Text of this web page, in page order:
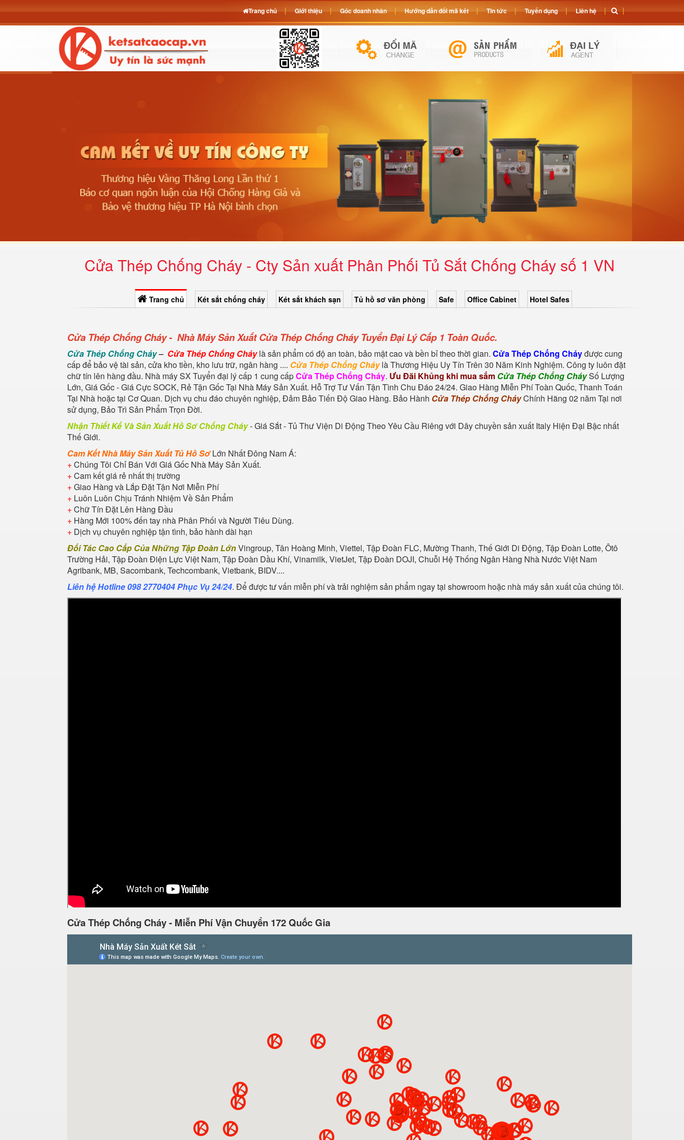
Cửa Thép Chống Cháy - Cty Sản xuất Phân Phối Tủ Sắt Chống Cháy số 1 VN
Trang chủ Két sắt chống cháy Két sắt khách sạn Tủ hồ sơ văn phòng Safe Office Cabinet Hotel Safes
Cửa Thép Chống Cháy - Nhà Máy Sản Xuất Cửa Thép Chống Cháy Tuyển Đại Lý Cấp 1 Toàn Quốc.
Cửa Thép Chống Cháy– Cửa Thép Chống Cháylà sản phẩm có độ an toàn, bảo mật cao và bền bỉ theo thời gian. Cửa Thép Chống Cháyđược cung
cấp để bảo vệ tài sản, cửa kho tiền, kho lưu trữ, ngân hàng .... Cửa Thép Chống Cháylà Thương Hiệu Uy Tín Trên 30 Năm Kinh Nghiệm. Công ty luôn đặt
chữ tín lên hàng đầu. Nhà máy SX Tuyển đại lý cấp 1 cung cấpCửa Thép Chống Cháy. Ưu Đãi Khủng khi mua sắm Cửa Thép Chống CháySố Lượng
Lớn, Giá Gốc - Giá Cực SOCK, Rẻ Tận Gốc Tại Nhà Máy Sản Xuất. Hỗ Trợ Tư Vấn Tận Tình Chu Đáo 24/24. Giao Hàng Miễn Phí Toàn Quốc, Thanh Toán
Tại Nhà hoặc tại Cơ Quan. Dịch vụ chu đáo chuyên nghiệp, Đảm Bảo Tiến Độ Giao Hàng. Bảo Hành Cửa Thép Chống CháyChính Hãng 02 năm Tại nơi
sử dụng, Bảo Trì Sản Phẩm Trọn Đời.
Nhận Thiết Kế Và Sản Xuất Hồ Sơ Chống Cháy- Giá Sắt - Tủ Thư Viện Di Động Theo Yêu Cầu Riêng với Dây chuyền sản xuất Italy Hiện Đại Bậc nhất
Thế Giới.
Cam Kết Nhà Máy Sản Xuất Tủ Hồ SơLớn Nhất Đông Nam Á:
+Chúng Tôi Chỉ Bán Với Giá Gốc Nhà Máy Sản Xuất.
+Cam kết giá rẻ nhất thị trường
+Giao Hàng và Lắp Đặt Tận Nơi Miễn Phí
+ Luôn Luôn Chịu Tránh Nhiệm Về Sản Phẩm
+Chữ Tín Đặt Lên Hàng Đầu
+ Hàng Mới 100% đến tay nhà Phân Phối và Người Tiêu Dùng.
+ Dịch vụ chuyên nghiệp tận tình, bảo hành dài hạn
Đối Tác Cao Cấp Của Những Tập Đoàn LớnVingroup, Tân Hoàng Minh, Viettel, Tập Đoàn FLC, Mường Thanh, Thế Giới Di Động, Tập Đoàn Lotte, Ôtô
Trường Hải, Tập Đoàn Điện Lực Việt Nam, Tập Đoàn Dầu Khí, Vinamilk, VietJet, Tập Đoàn DOJI, Chuỗi Hệ Thống Ngân Hàng Nhà Nước Việt Nam
Agribank, MB, Sacombank, Techcombank, Vietbank, BIDV....
Liên hệ Hotline 098 2770404 Phục Vụ 24/24. Để được tư vấn miễn phí và trải nghiệm sản phẩm ngay tại showroom hoặc nhà máy sản xuất của chúng tôi.
Cửa Thép Chống Cháy - Miễn Phí Vận Chuyển 172 Quốc Gia
Trang chủ Giới thiệu Góc doanh nhân Hướng dẫn đổi mã két Tin tức Tuyển dụng Liên hệ